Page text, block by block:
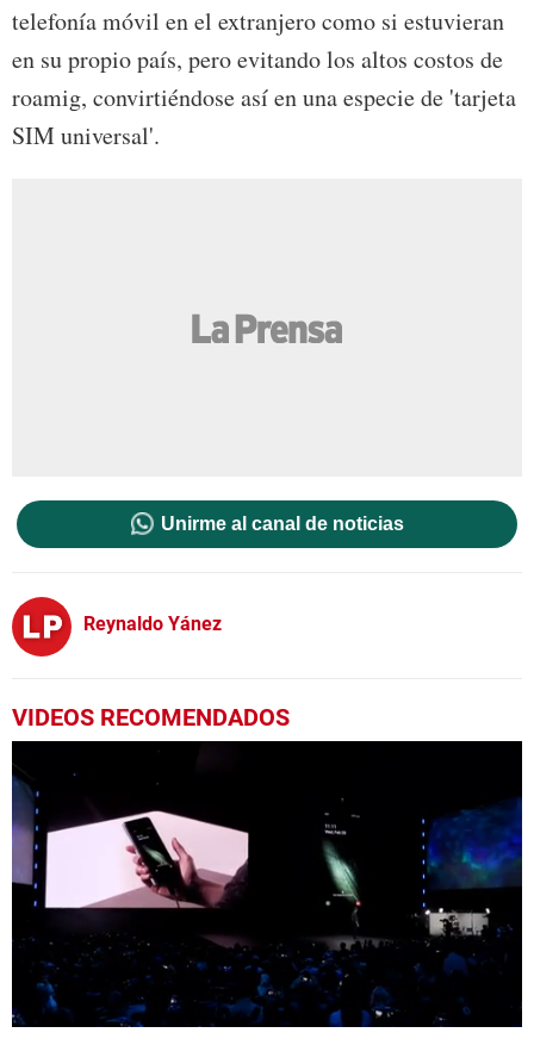
telefonía móvil en el extranjero como si estuvieran
en su propio país, pero evitando los altos costos de
roamig, convirtiéndose así en una especie de 'tarjeta
SIM universal'.
Unirme al canal de noticias
Reynaldo Yánez
VIDEOS RECOMENDADOS